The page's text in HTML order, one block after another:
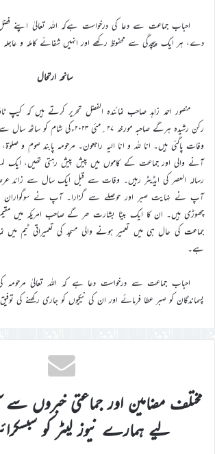
احباب جماعت سے دعا کی درخواست ہےکہ اللہ تعالیٰ اپنے
دے، ہر ایک پیچدگی سے محفوظ رکھے اور انہیں شفائے کاملہ و
سانحہ ارتحال
منصور احمد زاہد صاحب نمائندہ الفضل تحریر کرتے ہیں کہ کیپ
رکن رشیدہ ہرگے صاحبہ مورخہ ۲۷؍مئی
وفات پاگئی ہیں۔ انا للہ و انا الیہ راجعون۔ مرحومہ پابند صوم و
آنے والی اور جماعت کے کاموں میں پیش پیش رہتی تھیں، ایک
رسالہ العصر کی ایڈیٹر رہیں۔ وفات سے قبل ایک سال سے زائد
آپ نے نہایت صبر اور حوصلے سے گزارا۔ آپ نے سوگواران
چھوڑی ہیں۔ ان کا ایک بیٹا بشارت ھر گے صاحب امریکہ میں
جماعت کی حال ہی میں تعمیر ہونے والی مسجد کی تعمیراتی ٹیم میں
ہے۔
احباب جماعت سے درخواست دعا ہے کہ اللہ تعالیٰ
پسماندگان کو صبر عطا فرمائے اور ان کی نیکیوں کو جاری رکھنے کی
مختلف مضامین اور جماعتی خبروں
لیے ہمارے نیوز لیٹر کو